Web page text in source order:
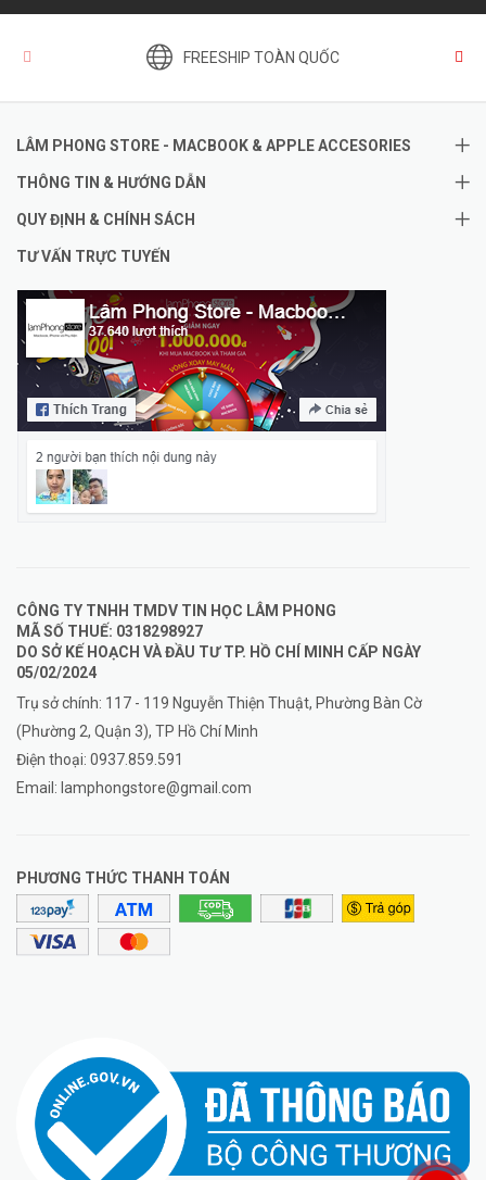
FREESHIP TOÀN QUỐC
LÂM PHONG STORE - MACBOOK & APPLE ACCESORIES
THÔNG TIN & HƯỚNG DẪN
QUY ĐỊNH & CHÍNH SÁCH
TƯ VẤN TRỰC TUYẾN
CÔNG TY TNHH TMDV TIN HỌC LÂM PHONG
MÃ SỐ THUẾ: 0318298927
DO SỞ KẾ HOẠCH VÀ ĐẦU TƯ TP. HỒ CHÍ MINH CẤP NGÀY
05/02/2024
Trụ sở chính: 117 - 119 Nguyễn Thiện Thuật, Phường Bàn Cờ
(Phường 2, Quận 3), TP Hồ Chí Minh
Điện thoại: 0937.859.591
Email: lamphongstore@gmail.com
PHƯƠNG THỨC THANH TOÁN